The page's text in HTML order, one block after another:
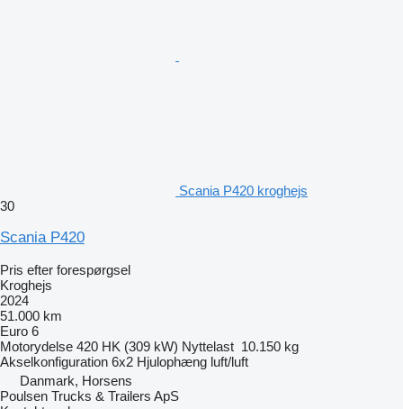
Scania P420 kroghejs
30
Scania P420
Pris efter forespørgsel
Kroghejs
2024
51.000 km
Euro 6
Motorydelse 420 HK (309 kW) Nyttelast 10.150 kg
Akselkonfiguration 6x2 Hjulophæng luft/luft
Danmark, Horsens
Poulsen Trucks & Trailers ApS